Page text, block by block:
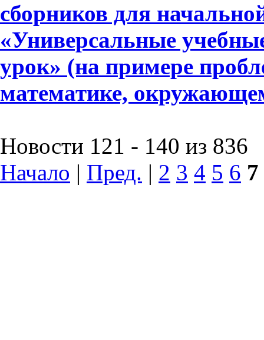
сборников для
«Универсальные
урок» (на примере
математике,
Новости 121 - 140 из 836
Начало | Пред. | 2 3 4 5 6 7